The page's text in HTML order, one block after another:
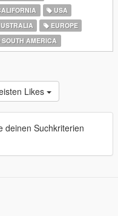
USA
EUROPE
SOUTH AMERICA
Likes
deinen Suchkriterien